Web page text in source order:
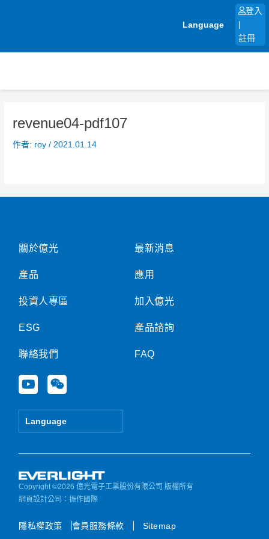
Language
登入
註冊
revenue04-pdf107
作者: roy/ 2021.01.14
關於億光
產品
投資人專區
ESG
聯絡我們
Y
o
u
e
W
e
i
Language
最新消息
應用
加入億光
產品諮詢
FAQ
Copyright ©2026 億光電子工業股份有限公司 版權所有
網頁設計公司 ：振作國際
隱私權政策 會員服務條款 Sitemap